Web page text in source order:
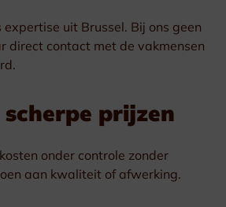
uit Brussel. Bij ons geen
direct contact met de vakmensen
prijzen
onder controle zonder
aan kwaliteit of afwerking.